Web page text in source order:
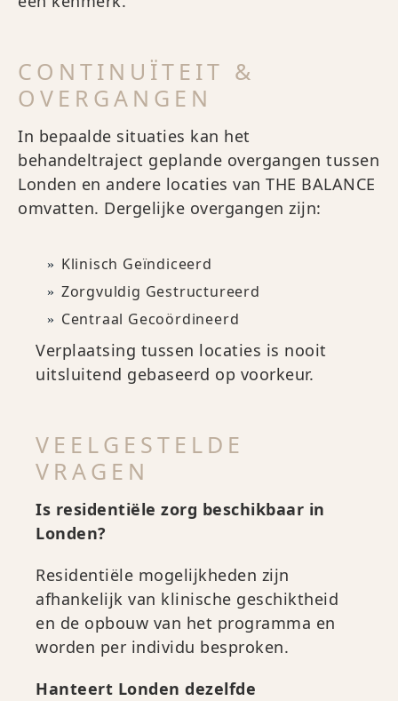
CONTINUÏTEIT &
OVERGANGEN
In bepaalde situaties kan het
behandeltraject geplande overgangen tussen
Londen en andere locaties van THE BALANCE
omvatten. Dergelijke overgangen zijn:
Klinisch Geïndiceerd
Zorgvuldig Gestructureerd
Centraal Gecoördineerd
Verplaatsing tussen locaties is nooit
uitsluitend gebaseerd op voorkeur.
VEELGESTELDE
VRAGEN
Is residentiële zorg beschikbaar in
Londen?
Residentiële mogelijkheden zijn
afhankelijk van klinische geschiktheid
en de opbouw van het programma en
worden per individu besproken.
Hanteert Londen dezelfde